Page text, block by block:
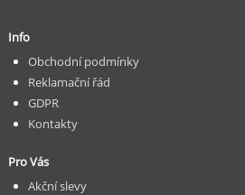
Info
Obchodní podmínky
Reklamační řád
GDPR
Kontakty
Pro Vás
Akční slevy